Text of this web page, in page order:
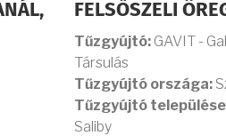
FELSŐSZELI
Tűzgyújtó: GAVIT -
Társulás
Tűzgyújtó országa:
Tűzgyújtó
Saliby